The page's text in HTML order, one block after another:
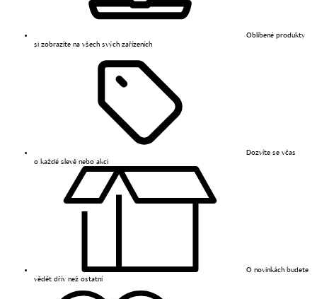
Oblíbené produkty
si zobrazíte na všech svých zařízeních
Dozvíte se včas
o každé slevě nebo akci
O novinkách budete
vědět dřív než ostatní